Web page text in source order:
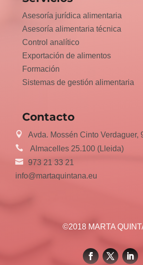
Asesoría jurídica alimentaria
Asesoría alimentaria técnica
Control analítico
Exportación de alimentos
Formación
Sistemas de gestión alimentaria
Contacto
Avda. Mossén Cinto Verdaguer,
Almacelles 25.100 (Lleida)
973 21 33 21
info@martaquintana.eu
©2018 MARTA